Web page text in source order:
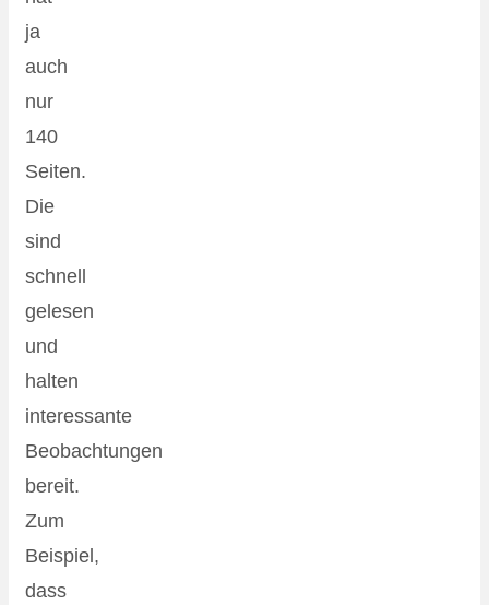
ja
auch
nur
140
Seiten.
Die
sind
schnell
gelesen
und
halten
interessante
Beobachtungen
bereit.
Zum
Beispiel,
dass